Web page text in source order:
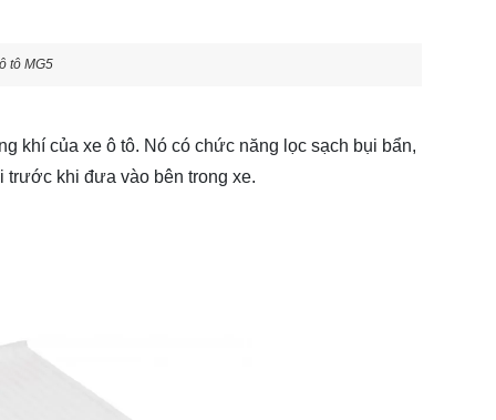
tô MG5
khí của xe ô tô. Nó có chức năng lọc sạch bụi bẩn,
trước khi đưa vào bên trong xe.